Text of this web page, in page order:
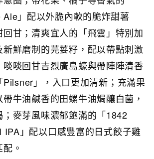
Ale」配以外脆內軟的脆炸甜薯
甘；清爽宜人的「飛雲」特別加
鮮磨制的芫荽籽，配以帶點刺激
啖回甘吉烈廣島蠔與帶陣陣清香
Pilsner」，入口更加清新；充滿果
牛油鹹香的田螺牛油焗釀白菌，
；麥芽風味濃郁飽滿的「1842
」配以口感豐富的日式餃子雞
。